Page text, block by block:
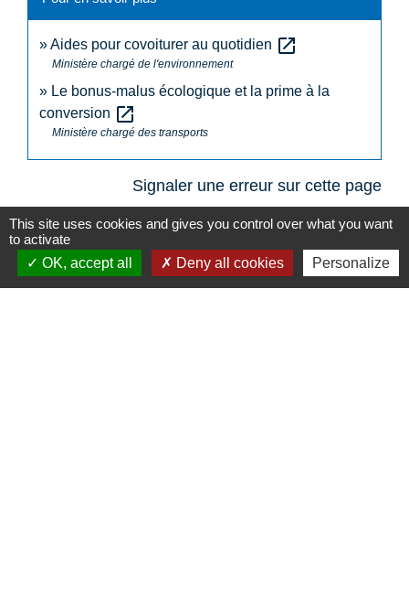
Aides pour covoiturer au quotidien open_in_new
Ministère chargé de l'environnement
Le bonus-malus écologique et la prime à la
conversion open_in_new
Ministère chargé des transports
Signaler une erreur sur cette page
This site uses cookies and gives you control over what you want
to activate
OK, accept all
Deny all cookies Personalize